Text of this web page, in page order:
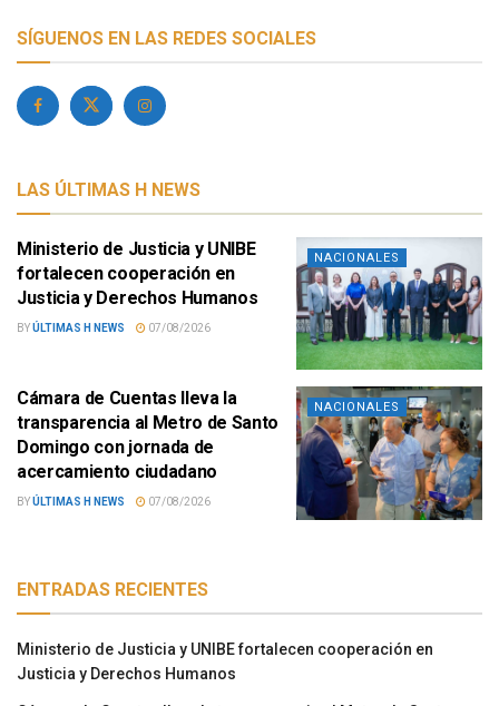
SÍGUENOS EN LAS REDES SOCIALES
LAS ÚLTIMAS H NEWS
NACIONALES
Ministerio de Justicia y UNIBE
fortalecen cooperación en
Justicia y Derechos Humanos
BYÚLTIMAS H NEWS 07/08/2026
NACIONALES
Cámara de Cuentas lleva la
transparencia al Metro de Santo
Domingo con jornada de
acercamiento ciudadano
BYÚLTIMAS H NEWS 07/08/2026
ENTRADAS RECIENTES
Ministerio de Justicia y UNIBE fortalecen cooperación en
Justicia y Derechos Humanos